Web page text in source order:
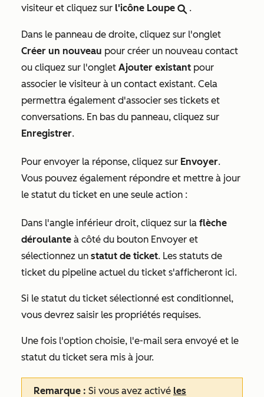
visiteur et cliquez sur l'icône Loupe search .
Dans le panneau de droite, cliquez sur l'onglet
Créer un nouveau pour créer un nouveau contact
ou cliquez sur l'onglet Ajouter existant pour
associer le visiteur à un contact existant. Cela
permettra également d'associer ses tickets et
conversations. En bas du panneau, cliquez sur
Enregistrer.
Pour envoyer la réponse, cliquez sur Envoyer.
Vous pouvez également répondre et mettre à jour
le statut du ticket en une seule action :
Dans l'angle inférieur droit, cliquez sur la flèche
déroulante à côté du bouton Envoyer et
sélectionnez un statut de ticket. Les statuts de
ticket du pipeline actuel du ticket s'afficheront ici.
Si le statut du ticket sélectionné est conditionnel,
vous devrez saisir les propriétés requises.
Une fois l'option choisie, l'e-mail sera envoyé et le
statut du ticket sera mis à jour.
Remarque : Si vous avez activé les